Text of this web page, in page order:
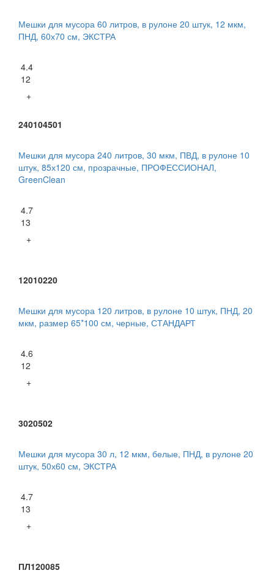
Мешки для мусора 60 литров, в рулоне 20 штук, 12 мкм,
ПНД, 60х70 см, ЭКСТРА
4.4
12
+
240104501
Мешки для мусора 240 литров, 30 мкм, ПВД, в рулоне 10
штук, 85х120 см, прозрачные, ПРОФЕССИОНАЛ,
GreenClean
4.7
13
+
12010220
Мешки для мусора 120 литров, в рулоне 10 штук, ПНД, 20
мкм, размер 65*100 см, черные, СТАНДАРТ
4.6
12
+
3020502
Мешки для мусора 30 л, 12 мкм, белые, ПНД, в рулоне 20
штук, 50х60 см, ЭКСТРА
4.7
13
+
ПЛ120085